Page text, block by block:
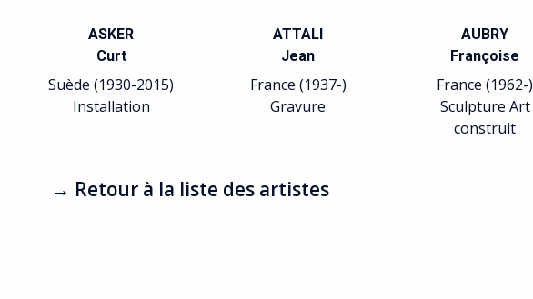
ASKER
Curt
Suède (1930-2015)
Installation
ATTALI
Jean
France (1937-)
Gravure
AUBRY
Françoise
France (1962-)
Sculpture Art
construit
→ Retour à la liste des artistes